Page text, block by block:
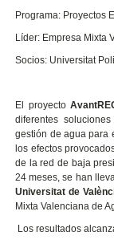
Programa: Proyectos
Líder: Empresa Mixta
Socios: Universitat
El proyecto
diferentes
gestión de agua para
los efectos
de la red de baja
24 meses, se han
Universitat de
Mixta Valenciana de
Los resultados